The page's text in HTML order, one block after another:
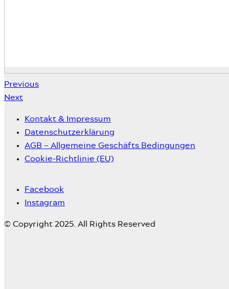
Previous
Next
Kontakt & Impressum
Datenschutzerklärung
AGB – Allgemeine Geschäfts Bedingungen
Cookie-Richtlinie (EU)
Facebook
Instagram
© Copyright 2025. All Rights Reserved